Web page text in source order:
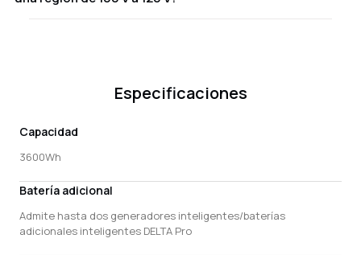
Especificaciones
Capacidad
3600Wh
Batería adicional
Admite hasta dos generadores inteligentes/baterías
adicionales inteligentes DELTA Pro